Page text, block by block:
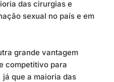
das cirurgias e
sexual no país e em
grande vantagem
competitivo para
que a maioria das